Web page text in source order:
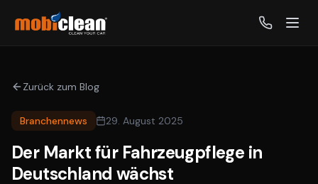
Zurück zum Blog
Branchennews 29. August 2025
Der Markt für Fahrzeugpflege in
Deutschland wächst